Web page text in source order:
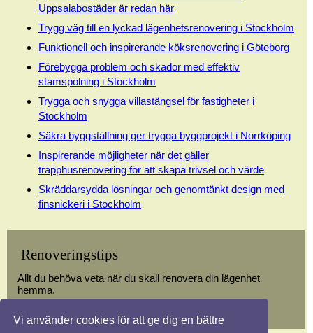
Vi använder cookies för att ge dig en bättre
Uppsalabostäder är redan här
Trygg väg till en lyckad lägenhetsrenovering i Stockholm
Funktionell och inspirerande köksrenovering i Göteborg
Förebygga problem och skador med effektiv
stamspolning i Stockholm
Trygga och snygga villastängsel för fastigheter i
Stockholm
Säkra byggställning ger trygga byggprojekt i Norrköping
Inspirerande möjligheter när det gäller
trapphusrenovering för att skapa trivsel och värde
Skräddarsydda lösningar och genomtänkt design med
finsnickeri i Stockholm
Renoveringstips
Allt du behöva veta när du skall renovera din lägenhet
hemma.